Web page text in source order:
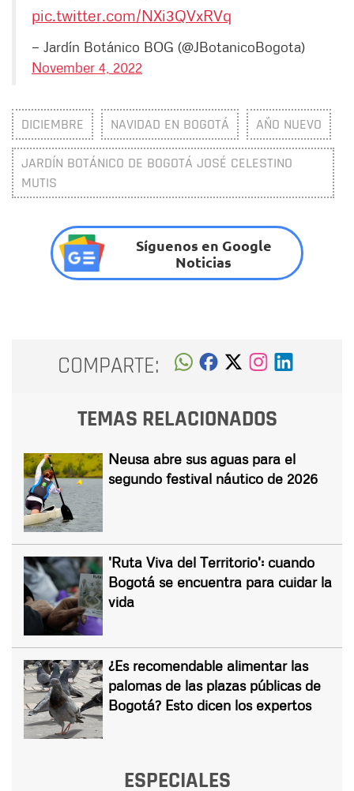
pic.twitter.com/NXi3QVxRVq
— Jardín Botánico BOG (@JBotanicoBogota)
November 4, 2022
DICIEMBRE NAVIDAD EN BOGOTÁ AÑO NUEVO
JARDÍN BOTÁNICO DE BOGOTÁ JOSÉ CELESTINO
MUTIS
Síguenos en Google
Noticias
COMPARTE:
TEMAS RELACIONADOS
Neusa abre sus aguas para el
segundo festival náutico de 2026
'Ruta Viva del Territorio': cuando
Bogotá se encuentra para cuidar la
vida
¿Es recomendable alimentar las
palomas de las plazas públicas de
Bogotá? Esto dicen los expertos
ESPECIALES